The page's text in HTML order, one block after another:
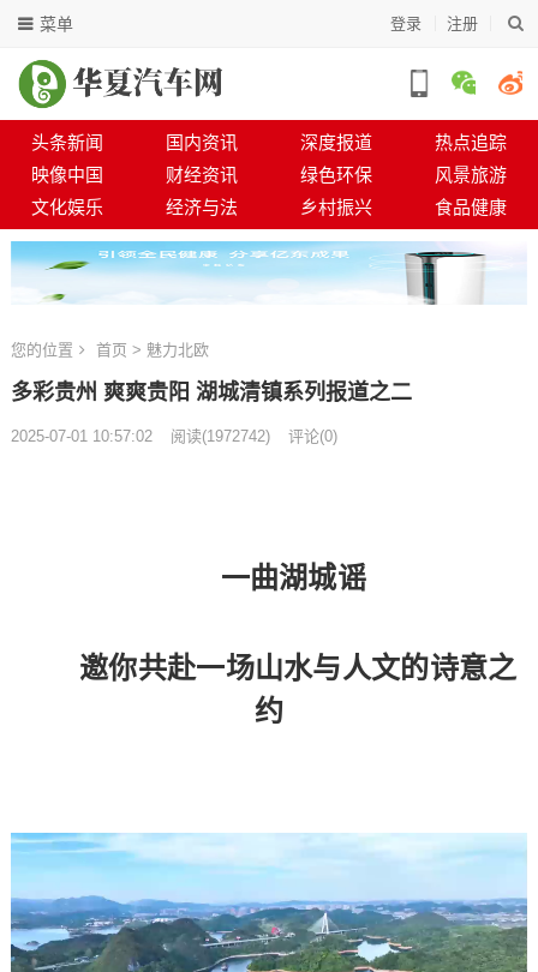
登录 注册
菜单
头条新闻 国内资讯 深度报道
热点追踪
映像中国
财经资讯 绿色环保
风景旅游
文化娱乐
经济与法 乡村振兴 食品健康
您的位置 首页 > 魅力北欧
多彩贵州 爽爽贵阳 湖城清镇系列报道之二
2025-07-01 10:57:02 阅读(1972742) 评论(0)
一曲湖城谣
邀你共赴一场山水与人文的诗意之
约